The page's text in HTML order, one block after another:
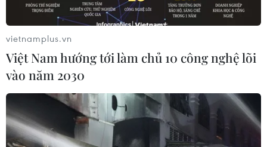
vietnamplus.vn
Việt Nam hướng tới làm chủ 10 công nghệ lõi
vào năm 2030